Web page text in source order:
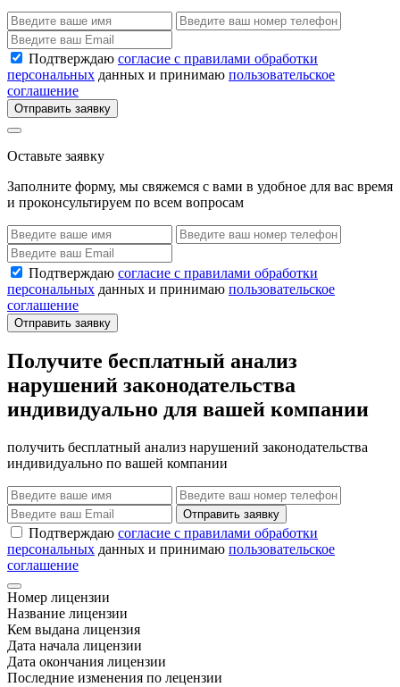
Подтверждаю согласие с правилами обработки
персональных данных и принимаю пользовательское
соглашение
Отправить заявку
Оставьте заявку
Заполните форму, мы свяжемся с вами в удобное для вас время
и проконсультируем по всем вопросам
Подтверждаю согласие с правилами обработки
персональных данных и принимаю пользовательское
соглашение
Отправить заявку
Получите бесплатный анализ
нарушений законодательства
индивидуально для вашей компании
получить бесплатный анализ нарушений законодательства
индивидуально по вашей компании
Отправить заявку
Подтверждаю согласие с правилами обработки
персональных данных и принимаю пользовательское
соглашение
Номер лицензии
Название лицензии
Кем выдана лицензия
Дата начала лицензии
Дата окончания лицензии
Последние изменения по лецензии